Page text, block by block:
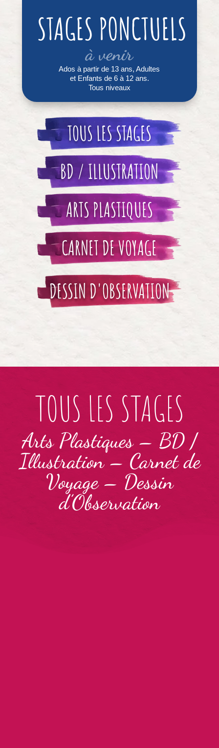
STAGES PONCTUELS
à venir
Ados à partir de 13 ans, Adultes
et Enfants de 6 à 12 ans.
Tous niveaux
TOUS LES STAGES
BD / ILLUSTRATION
ARTS PLASTIQUES
CARNET DE VOYAGE
DESSIN D'OBSERVATION
TOUS LES STAGES
Arts Plastiques– BD /
Illustration– Carnet de
Voyage– Dessin
d’Observation